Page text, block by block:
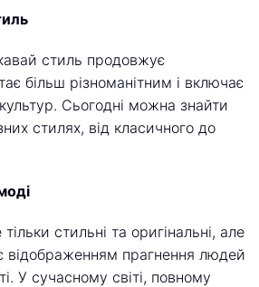
стиль продовжує
більш різноманітним і включає
Сьогодні можна знайти
стилях, від класичного до
тільки стильні та оригінальні, але
відображенням прагнення людей
У сучасному світі, повному